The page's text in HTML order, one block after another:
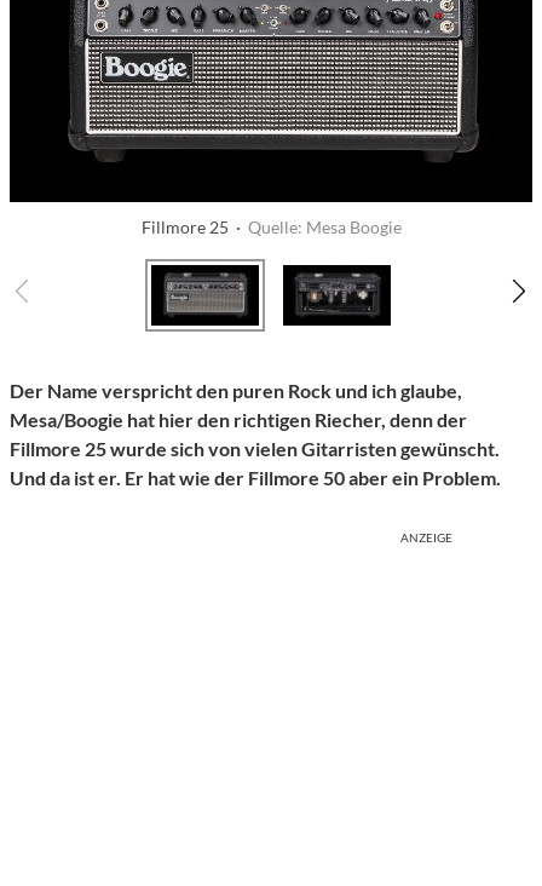
Fillmore 25 · Quelle: Mesa Boogie
Der Name verspricht den puren Rock und ich glaube,
Mesa/Boogie hat hier den richtigen Riecher, denn der
Fillmore 25 wurde sich von vielen Gitarristen gewünscht.
Und da ist er. Er hat wie der Fillmore 50 aber ein Problem.
ANZEIGE